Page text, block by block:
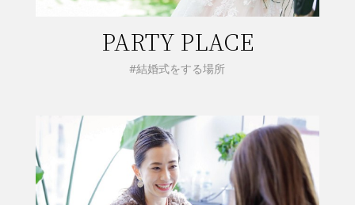
PARTY PLACE
#結婚式をする場所